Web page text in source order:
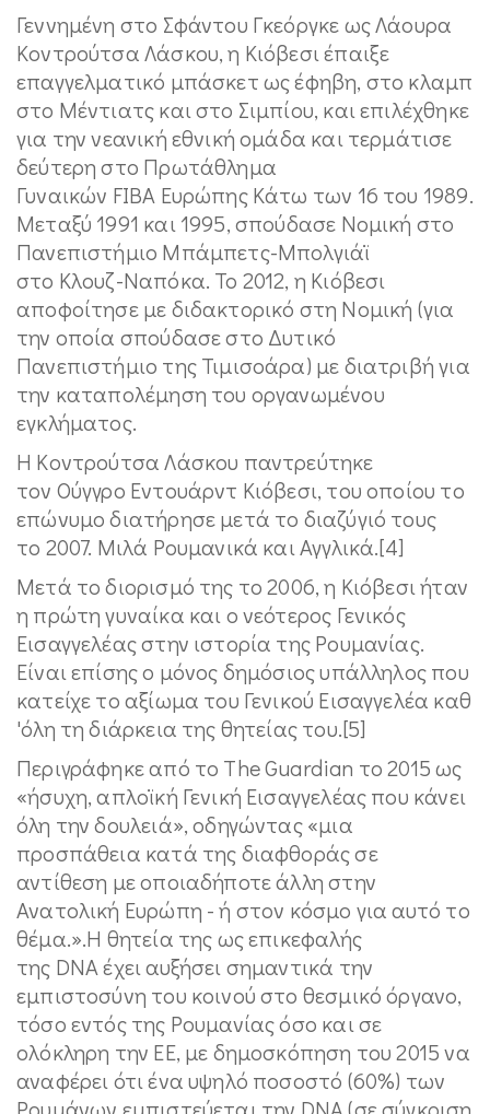
Γεννημένη στο Σφάντου Γκεόργκε ως Λάουρα
Κοντρούτσα Λάσκου, η Κιόβεσι έπαιξε
επαγγελματικό μπάσκετ ως έφηβη, στο κλαμπ
στο Μέντιατς και στο Σιμπίου, και επιλέχθηκε
για την νεανική εθνική ομάδα και τερμάτισε
δεύτερη στο Πρωτάθλημα
Γυναικών FIBA Ευρώπης Κάτω των 16 του 1989.
Μεταξύ 1991 και 1995, σπούδασε Νομική στο
Πανεπιστήμιο Μπάμπετς-Μπολγιάϊ
στο Κλουζ-Ναπόκα. Το 2012, η Κιόβεσι
αποφοίτησε με διδακτορικό στη Νομική (για
την οποία σπούδασε στο Δυτικό
Πανεπιστήμιο της Τιμισοάρα) με διατριβή για
την καταπολέμηση του οργανωμένου
εγκλήματος.
Η Κοντρούτσα Λάσκου παντρεύτηκε
τον Ούγγρο Εντουάρντ Κιόβεσι, του οποίου το
επώνυμο διατήρησε μετά το διαζύγιό τους
το 2007. Μιλά Ρουμανικά και Αγγλικά.[4]
Μετά το διορισμό της το 2006, η Κιόβεσι ήταν
η πρώτη γυναίκα και ο νεότερος Γενικός
Εισαγγελέας στην ιστορία της Ρουμανίας.
Είναι επίσης ο μόνος δημόσιος υπάλληλος που
κατείχε το αξίωμα του Γενικού Εισαγγελέα καθ
'όλη τη διάρκεια της θητείας του.[5]
Περιγράφηκε από το The Guardian το 2015 ως
«ήσυχη, απλοϊκή Γενική Εισαγγελέας που κάνει
όλη την δουλειά», οδηγώντας «μια
προσπάθεια κατά της διαφθοράς σε
αντίθεση με οποιαδήποτε άλλη στην
Ανατολική Ευρώπη - ή στον κόσμο για αυτό το
θέμα.».Η θητεία της ως επικεφαλής
της DNA έχει αυξήσει σημαντικά την
εμπιστοσύνη του κοινού στο θεσμικό όργανο,
τόσο εντός της Ρουμανίας όσο και σε
ολόκληρη την ΕΕ, με δημοσκόπηση του 2015 να
αναφέρει ότι ένα υψηλό ποσοστό (60%) των